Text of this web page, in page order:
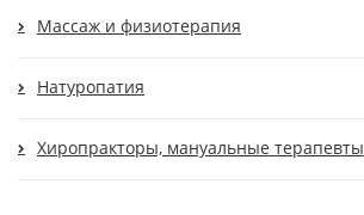
Массаж и физиотерапия
Натуропатия
Хиропракторы, мануальные терапевты